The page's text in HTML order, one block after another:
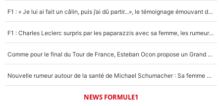
F1 : « Je lui ai fait un câlin, puis j’ai dû partir...», le témoignage émouvant de Max Verstappen sur sa fille
F1 : Charles Leclerc surpris par les paparazzis avec sa femme, les rumeurs étaient vraies !
Comme pour le final du Tour de France, Esteban Ocon propose un Grand Prix de Formule 1 à Paris : «Autour de l’Arc de Triomphe, ce serait génial» !
Nouvelle rumeur autour de la santé de Michael Schumacher : Sa femme Corinna sort du silence
NEWS FORMULE1